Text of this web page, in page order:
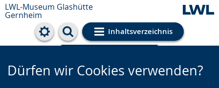
LWL-Museum Glashütte
Gernheim
Inhaltsverzeichnis
Cookie-Einstellungen
Dürfen wir Cookies verwenden?